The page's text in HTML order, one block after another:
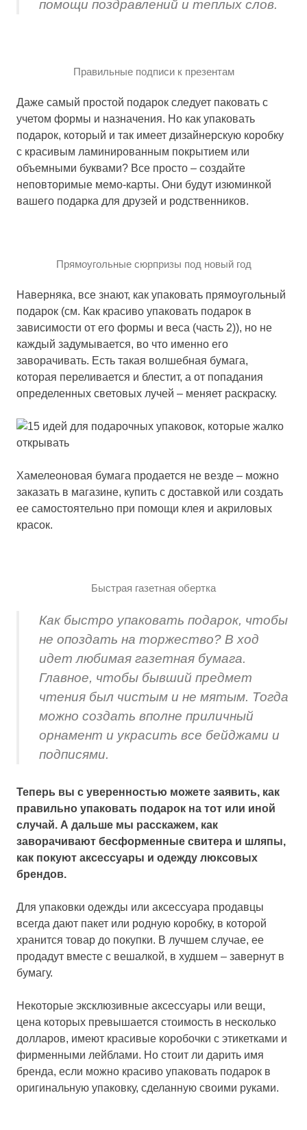
помощи поздравлений и теплых слов.
Правильные подписи к презентам
Даже самый простой подарок следует паковать с
учетом формы и назначения. Но как упаковать
подарок, который и так имеет дизайнерскую коробку
с красивым ламинированным покрытием или
объемными буквами? Все просто – создайте
неповторимые мемо-карты. Они будут изюминкой
вашего подарка для друзей и родственников.
Прямоугольные сюрпризы под новый год
Наверняка, все знают, как упаковать прямоугольный
подарок (см. Как красиво упаковать подарок в
зависимости от его формы и веса (часть 2)), но не
каждый задумывается, во что именно его
заворачивать. Есть такая волшебная бумага,
которая переливается и блестит, а от попадания
определенных световых лучей – меняет раскраску.
Хамелеоновая бумага продается не везде – можно
заказать в магазине, купить с доставкой или создать
ее самостоятельно при помощи клея и акриловых
красок.
Быстрая газетная обертка
Как быстро упаковать подарок, чтобы
не опоздать на торжество? В ход
идет любимая газетная бумага.
Главное, чтобы бывший предмет
чтения был чистым и не мятым. Тогда
можно создать вполне приличный
орнамент и украсить все бейджами и
подписями.
Теперь вы с уверенностью можете заявить, как
правильно упаковать подарок на тот или иной
случай. А дальше мы расскажем, как
заворачивают бесформенные свитера и шляпы,
как покуют аксессуары и одежду люксовых
брендов.
Для упаковки одежды или аксессуара продавцы
всегда дают пакет или родную коробку, в которой
хранится товар до покупки. В лучшем случае, ее
продадут вместе с вешалкой, в худшем – завернут в
бумагу.
Некоторые эксклюзивные аксессуары или вещи,
цена которых превышается стоимость в несколько
долларов, имеют красивые коробочки с этикетками и
фирменными лейблами. Но стоит ли дарить имя
бренда, если можно красиво упаковать подарок в
оригинальную упаковку, сделанную своими руками.